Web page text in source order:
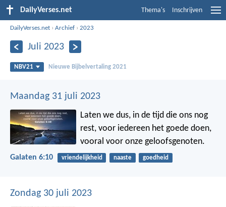
DailyVerses.net Thema's Inschrijven
DailyVerses.net ›Archief ›2023
Juli 2023
NBV21 Nieuwe Bijbelvertaling 2021
Maandag 31 juli 2023
Laten we dus, in de tijd die ons nog
rest, voor iedereen het goede doen,
vooral voor onze geloofsgenoten.
Galaten 6:10 vriendelijkheid naaste goedheid
Zondag 30 juli 2023